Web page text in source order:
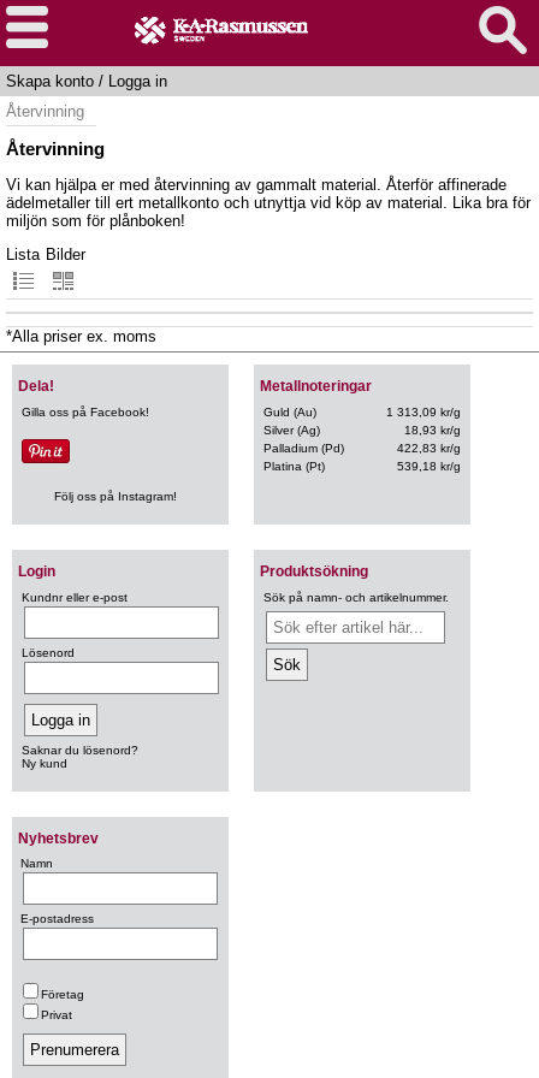
Skapa konto / Logga in
Återvinning
Återvinning
Vi kan hjälpa er med återvinning av gammalt material. Återför affinerade
ädelmetaller till ert metallkonto och utnyttja vid köp av material. Lika bra för
miljön som för plånboken!
Lista Bilder
*Alla priser ex. moms
Metallnoteringar
Guld (Au)
1 313,09 kr/g
Silver (Ag)
18,93 kr/g
Palladium (Pd)
422,83 kr/g
Platina (Pt)
539,18 kr/g
Login
Kundnr eller e-post
Lösenord
Saknar du lösenord?
Ny kund
Produktsökning
Sök på namn- och artikelnummer.
Nyhetsbrev
Namn
E-postadress
Företag
Privat
Dela!
Gilla oss på Facebook!
Följ oss på Instagram!